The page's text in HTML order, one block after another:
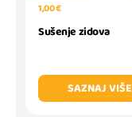
1,00 €
Sušenje zidova
SAZNAJ VIŠE